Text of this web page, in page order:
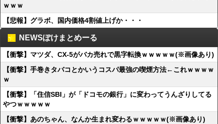
ｗｗｗ
【悲報】グラボ、国内価格4割値上げか・・・
NEWSぽけまとめーる
【衝撃】マツダ、CX-5がバカ売れで黒字転換ｗｗｗｗｗ(※画像あり)
【衝撃】手巻きタバコとかいうコスパ最強の喫煙方法←これｗｗｗｗ
ｗ
【衝撃】「住信SBI」が「ドコモの銀行」に変わってうんざりしてる
やつｗｗｗｗｗ
【衝撃】あのちゃん、なんか生まれ変わるｗｗｗｗｗ(※画像あり)